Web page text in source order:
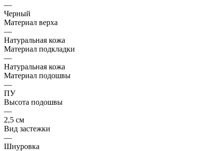
—
Черный
Материал верха
—
Натуральная кожа
Материал подкладки
—
Натуральная кожа
Материал подошвы
—
ПУ
Высота подошвы
—
2,5 см
Вид застежки
—
Шнуровка